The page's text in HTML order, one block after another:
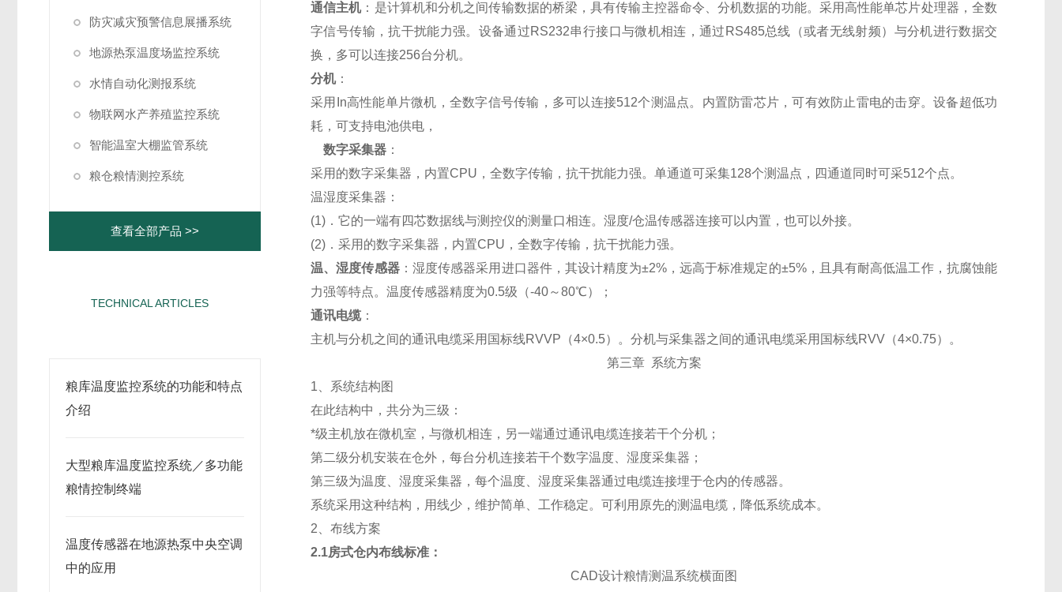
防灾减灾预警信息展播系统
地源热泵温度场监控系统
水情自动化测报系统
物联网水产养殖监控系统
智能温室大棚监管系统
粮仓粮情测控系统
查看全部产品 >>
TECHNICAL ARTICLES
粮库温度监控系统的功能和特点
介绍
大型粮库温度监控系统／多功能
粮情控制终端
温度传感器在地源热泵中央空调
中的应用
通信主机： 是计算机和分机之间传输数据的桥梁，具有传输主控器命令、分机数据的功能。采用高性能单芯片处理器，全数
字信号传输，抗干扰能力强。设备通过RS232串行接口与微机相连，通过 RS485总线（或者无线射频）与分机进行数据交
换，多可以连接256台分机。
分机：
采用 In高性能单片微机，全数字信号传输，多可以连接512个测温点。内置防雷芯片，可有效防止雷电的击穿。设备超低功
耗，可支持电池供电，
数字采集器 ：
采用的数字采集器，内置CPU ，全数字传输，抗干扰能力强。单通道可采集128个测温点，四通道同时可采512个点。
温湿度采集器：
(1) ．它的一端有四芯数据线与测控仪的测量口相连。湿度/仓温传感器连接可以内置，也可以外接。
(2) ．采用的数字采集器，内置CPU，全数字传输，抗干扰能力强。
温、湿度传感器：湿度传感器采用 进口器件，其设计精度为±2%，远高于标准规定的±5%，且具有耐高低温工作，抗腐蚀能
力强等特点。温度传感器精度为0.5级（-40～80℃）
；
通讯电缆：
主机与分机之间的通讯电缆采用国标线RVVP （4×0.5）。分机与采集器之间的通讯电缆采用国标线RVV （4×0.75）。
第三章 系统方案
1 、系统结构图
在此结构中，共分为三级：
*级主机放在微机室，与微机相连，另一端通过通讯电缆连接若干个分机；
第二级分机安装在仓外，每台分机连接若干个数字温度、湿度采集器；
第三级为温度、湿度采集器，每个温度、湿度采集器通过电缆连接埋于仓内的传感器。
系统采用这种结构，用线少，维护简单、工作稳定。可利用原先的测温电缆，降低系统成本。
2 、布线方案
2.1房式仓内布线标准：
CAD设计粮情测温系统横面图